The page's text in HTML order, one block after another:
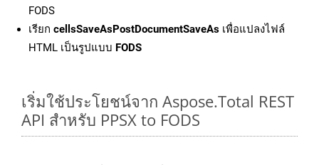
FODS
เรียก cellsSaveAsPostDocumentSaveAs เพื่อแปลงไฟล์
HTML เป็นรูปแบบ FODS
เริ่มใช้ประโยชน์จาก Aspose.Total REST
API สำหรับ PPSX to FODS